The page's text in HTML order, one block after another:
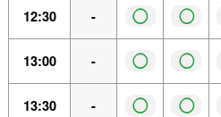
12:30 - ◯ ◯
13:00 - ◯ ◯
13:30 - ◯ ◯